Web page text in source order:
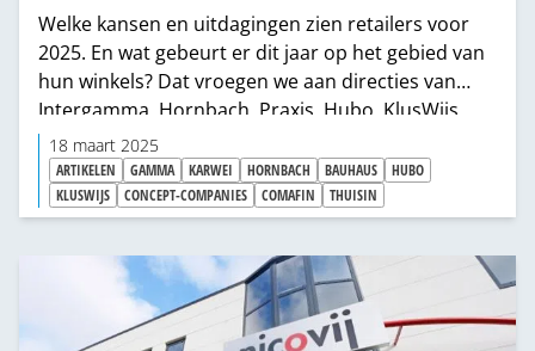
Welke kansen en uitdagingen zien retailers voor
2025. En wat gebeurt er dit jaar op het gebied van
hun winkels? Dat vroegen we aan directies van
Intergamma, Hornbach, Praxis, Hubo, KlusWijs,
ijzerwarenwinkels en de woonwinkels.
18 maart 2025
ARTIKELEN GAMMA KARWEI HORNBACH BAUHAUS
HUBO
KLUSWIJS
CONCEPT-COMPANIES COMAFIN THUISIN